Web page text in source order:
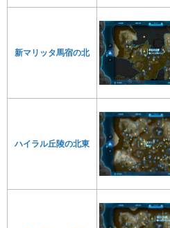
新マリッタ馬宿の北
ハイラル丘陵の北東